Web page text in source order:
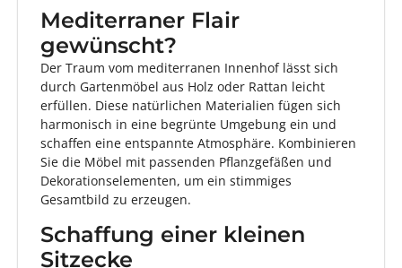
Mediterraner Flair
gewünscht?
Der Traum vom mediterranen Innenhof lässt sich
durch Gartenmöbel aus Holz oder Rattan leicht
erfüllen. Diese natürlichen Materialien fügen sich
harmonisch in eine begrünte Umgebung ein und
schaffen eine entspannte Atmosphäre. Kombinieren
Sie die Möbel mit passenden Pflanzgefäßen und
Dekorationselementen, um ein stimmiges
Gesamtbild zu erzeugen.
Schaffung einer kleinen
Sitzecke